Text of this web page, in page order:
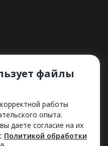
пом. 282
файлы
работы
опыта.
даете согласие на их
Политикой обработки